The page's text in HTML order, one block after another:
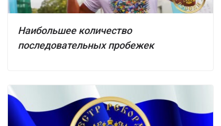
Наибольшее количество
последовательных пробежек